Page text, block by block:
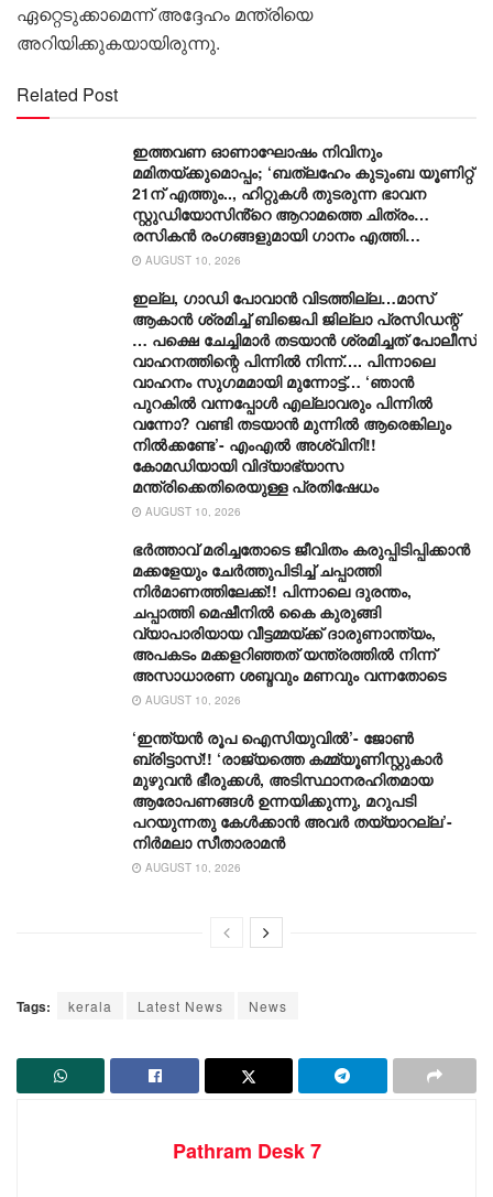
ഏറ്റെടുക്കാമെന്ന് അദ്ദേഹം മന്ത്രിയെ
അറിയിക്കുകയായിരുന്നു.
Related Post
ഇത്തവണ ഓണാഘോഷം നിവിനും
മമിതയ്ക്കുമൊപ്പം; ‘ബത്‍ലഹേം കുടുംബ യൂണിറ്റ്
21ന് എത്തും.., ഹിറ്റുകൾ തുടരുന്ന ഭാവന
സ്റ്റുഡിയോസിൻ്റെ ആറാമത്തെ ചിത്രം…
രസികൻ രംഗങ്ങളുമായി ഗാനം എത്തി…
AUGUST 10, 2026
ഇല്ല, ​ഗാഡി പോവാൻ വിടത്തില്ല…മാസ്
ആകാൻ ശ്രമിച്ച് ബിജെപി ജില്ലാ പ്രസിഡന്റ്
… പക്ഷെ ചേച്ചിമാർ തടയാൻ ശ്രമിച്ചത് പോലീസ്
വാഹനത്തിന്റെ പിന്നിൽ നിന്ന്…. പിന്നാലെ
വാഹനം സു​ഗമമായി മുന്നോട്ട്… ‘ഞാൻ
പുറകിൽ വന്നപ്പോൾ എല്ലാവരും പിന്നിൽ
വന്നോ? വണ്ടി തടയാൻ മുന്നിൽ ആരെങ്കിലും
നിൽക്കണ്ടേ’- എംഎൽ അശ്വിനി!!
കോമഡിയായി വിദ്യാഭ്യാസ
മന്ത്രിക്കെതിരെയുള്ള പ്രതിഷേധം
AUGUST 10, 2026
ഭർത്താവ് മരിച്ചതോടെ ജീവിതം കരുപ്പിടിപ്പിക്കാൻ
മക്കളേയും ചേർത്തുപിടിച്ച് ചപ്പാത്തി
നിർമാണത്തിലേക്ക്!! പിന്നാലെ ദുരന്തം,
ചപ്പാത്തി മെഷീനിൽ കൈ കുരുങ്ങി
വ്യാപാരിയായ വീട്ടമ്മയ്ക്ക് ദാരുണാന്ത്യം,
അപകടം മക്കളറിഞ്ഞത് യന്ത്രത്തിൽ നിന്ന്
അസാധാരണ ശബ്ദവും മണവും വന്നതോടെ
AUGUST 10, 2026
‘ഇന്ത്യൻ രൂപ ഐസിയുവിൽ’- ജോൺ
ബ്രിട്ടാസ്!! ‘രാജ്യത്തെ കമ്മ്യൂണിസ്റ്റുകാർ
മുഴുവൻ ഭീരുക്കൾ, അടിസ്ഥാനരഹിതമായ
ആരോപണങ്ങൾ ഉന്നയിക്കുന്നു, മറുപടി
പറയുന്നതു കേൾക്കാൻ അവർ തയ്യാറല്ല’-
നിർമലാ സീതാരാമൻ
AUGUST 10, 2026
Tags: kerala Latest News News
Pathram Desk 7